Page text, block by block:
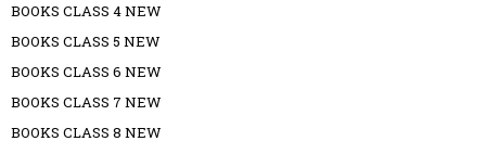
BOOKS CLASS 4 NEW
BOOKS CLASS 5 NEW
BOOKS CLASS 6 NEW
BOOKS CLASS 7 NEW
BOOKS CLASS 8 NEW